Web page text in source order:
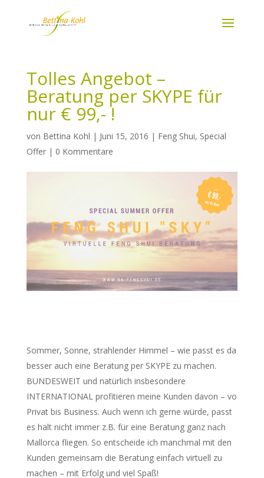
Tolles Angebot –
Beratung per SKYPE für
nur € 99,- !
von Bettina Kohl | Juni 15, 2016 | Feng Shui, Special
Offer| 0 Kommentare
Sommer, Sonne, strahlender Himmel – wie passt es da
besser auch eine Beratung per SKYPE zu machen.
BUNDESWEIT und natürlich insbesondere
INTERNATIONAL profitieren meine Kunden davon – vo
Privat bis Business. Auch wenn ich gerne würde, passt
es halt nicht immer z.B. für eine Beratung ganz nach
Mallorca fliegen. So entscheide ich manchmal mit den
Kunden gemeinsam die Beratung einfach virtuell zu
machen – mit Erfolg und viel Spaß!